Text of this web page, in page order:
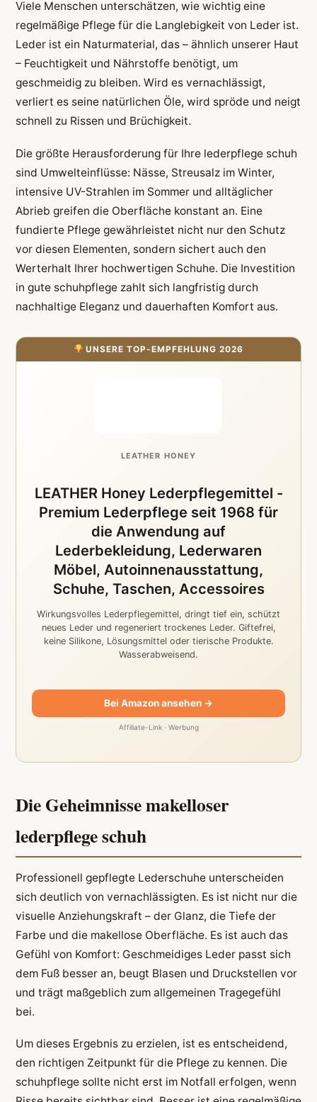
Viele Menschen unterschätzen, wie wichtig eine
regelmäßige Pflege für die Langlebigkeit von Leder ist.
Leder ist ein Naturmaterial, das – ähnlich unserer Haut
– Feuchtigkeit und Nährstoffe benötigt, um
geschmeidig zu bleiben. Wird es vernachlässigt,
verliert es seine natürlichen Öle, wird spröde und neigt
schnell zu Rissen und Brüchigkeit.
Die größte Herausforderung für Ihre lederpflege schuh
sind Umwelteinflüsse: Nässe, Streusalz im Winter,
intensive UV-Strahlen im Sommer und alltäglicher
Abrieb greifen die Oberfläche konstant an. Eine
fundierte Pflege gewährleistet nicht nur den Schutz
vor diesen Elementen, sondern sichert auch den
Werterhalt Ihrer hochwertigen Schuhe. Die Investition
in gute schuhpflege zahlt sich langfristig durch
nachhaltige Eleganz und dauerhaften Komfort aus.
UNSERE TOP-EMPFEHLUNG 2026
LEATHER HONEY
LEATHER Honey Lederpflegemittel -
Premium Lederpflege seit 1968 für
die Anwendung auf
Lederbekleidung, Lederwaren
Möbel, Autoinnenausstattung,
Schuhe, Taschen, Accessoires
Wirkungsvolles Lederpflegemittel, dringt tief ein, schützt
neues Leder und regeneriert trockenes Leder. Giftefrei,
keine Silikone, Lösungsmittel oder tierische Produkte.
Wasserabweisend.
Bei Amazon ansehen →
Affiliate-Link · Werbung
Die Geheimnisse makelloser
lederpflege schuh
Professionell gepflegte Lederschuhe unterscheiden
sich deutlich von vernachlässigten. Es ist nicht nur die
visuelle Anziehungskraft – der Glanz, die Tiefe der
Farbe und die makellose Oberfläche. Es ist auch das
Gefühl von Komfort: Geschmeidiges Leder passt sich
dem Fuß besser an, beugt Blasen und Druckstellen vor
und trägt maßgeblich zum allgemeinen Tragegefühl
bei.
Um dieses Ergebnis zu erzielen, ist es entscheidend,
den richtigen Zeitpunkt für die Pflege zu kennen. Die
schuhpflege sollte nicht erst im Notfall erfolgen, wenn